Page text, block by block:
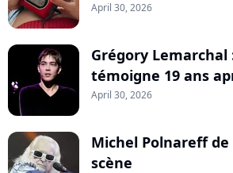
April 30, 2026
Grégory Lemarchal
témoigne 19 ans
April 30, 2026
Michel Polnareff
scène